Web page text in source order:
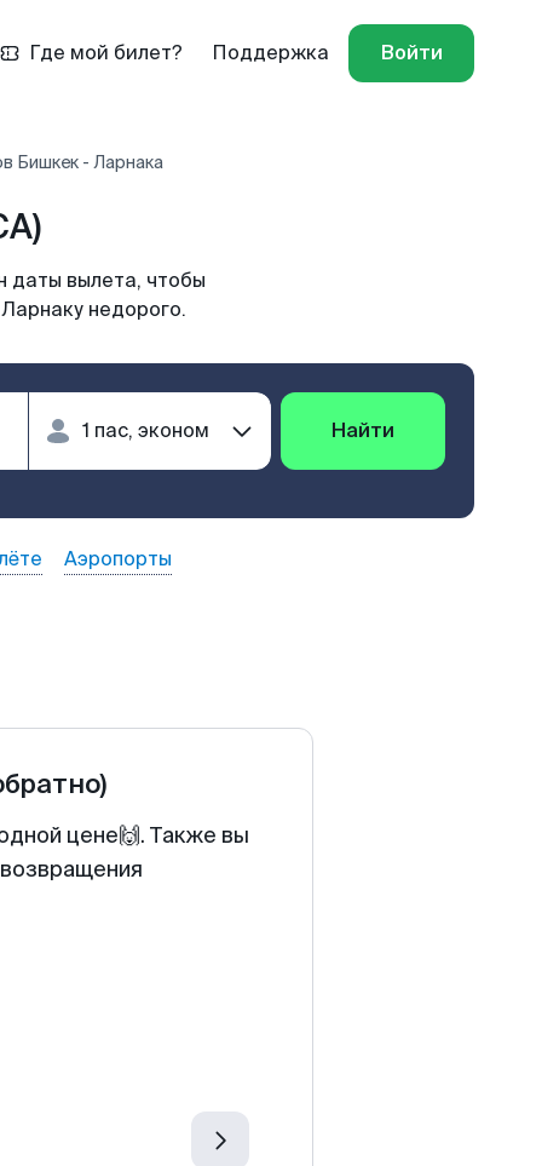
Где мой билет? Поддержка Войти
Бишкек - Ларнака
даты вылета, чтобы
недорого.
Найти
Аэропорты
цене🙌. Также вы